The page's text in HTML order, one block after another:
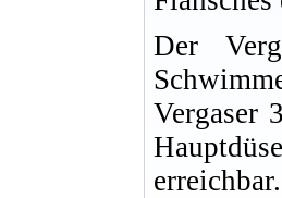
Der
Vergaser
erreichbar.